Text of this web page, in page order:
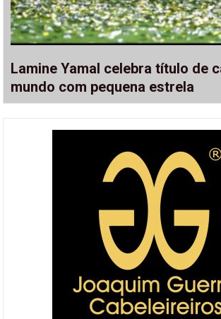
Lamine Yamal celebra título de
mundo com pequena estrela